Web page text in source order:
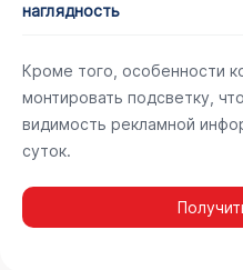
наглядность
Кроме того, особенности
монтировать подсветку,
видимость рекламной
суток.